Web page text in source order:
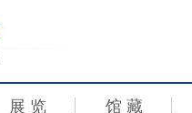
展 览 馆 藏